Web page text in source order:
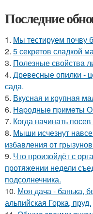
Последние
1. Мы тестируем почву
2. 5 секретов сладкой
3. Полезные свойства
4. Древесные опилки -
сада.
5. Вкусная и крупная
6. Нapoдныe пpимeты
7. Когда начинать
8. Мыши исчезнут
избавления от
9. Что произойдёт с
протяжении недели
подсолнечника.
10. Моя дача - банька,
альпийская Горка, пруд.